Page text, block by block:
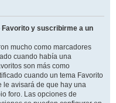
y suscribirme a un
mucho como marcadores
cuando había una
son más como
cuando un tema Favorito
le avisará de que hay una
foro. Las opciones de